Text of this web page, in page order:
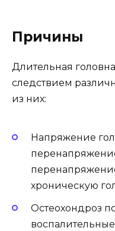
Причины
Длительная
следствием
из них:
Напряжение
хроническую
Остеохондроз